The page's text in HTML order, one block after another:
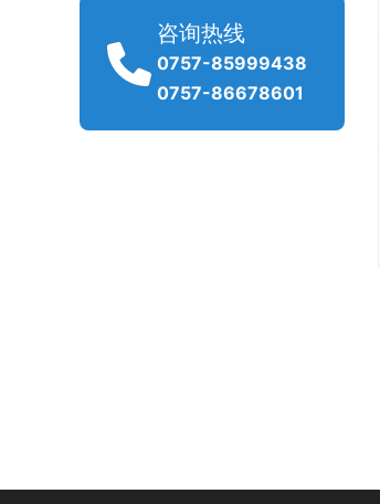
咨询热线
0757-85999438
0757-86678601